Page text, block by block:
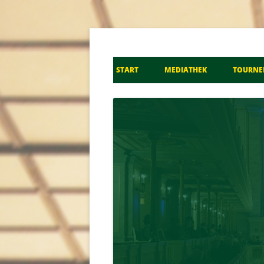
Don Kosaken Chor
START MEDIATHEK